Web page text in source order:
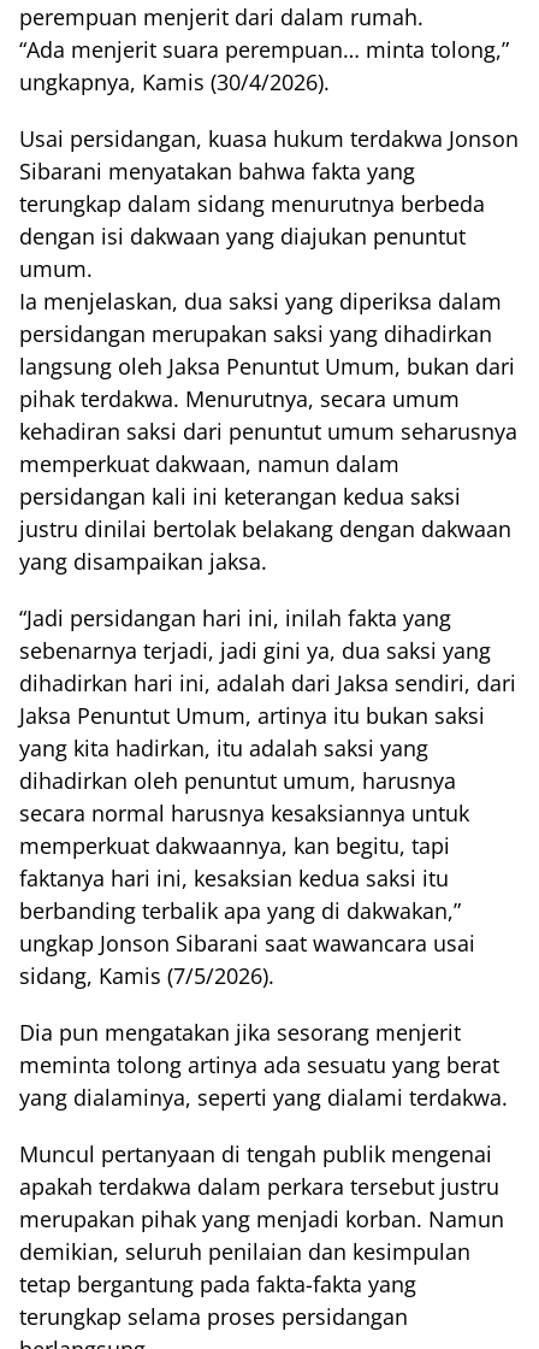
perempuan menjerit dari dalam rumah.
“Ada menjerit suara perempuan… minta tolong,”
ungkapnya, Kamis (30/4/2026).
Usai persidangan, kuasa hukum terdakwa Jonson
Sibarani menyatakan bahwa fakta yang
terungkap dalam sidang menurutnya berbeda
dengan isi dakwaan yang diajukan penuntut
umum.
Ia menjelaskan, dua saksi yang diperiksa dalam
persidangan merupakan saksi yang dihadirkan
langsung oleh Jaksa Penuntut Umum, bukan dari
pihak terdakwa. Menurutnya, secara umum
kehadiran saksi dari penuntut umum seharusnya
memperkuat dakwaan, namun dalam
persidangan kali ini keterangan kedua saksi
justru dinilai bertolak belakang dengan dakwaan
yang disampaikan jaksa.
“Jadi persidangan hari ini, inilah fakta yang
sebenarnya terjadi, jadi gini ya, dua saksi yang
dihadirkan hari ini, adalah dari Jaksa sendiri, dari
Jaksa Penuntut Umum, artinya itu bukan saksi
yang kita hadirkan, itu adalah saksi yang
dihadirkan oleh penuntut umum, harusnya
secara normal harusnya kesaksiannya untuk
memperkuat dakwaannya, kan begitu, tapi
faktanya hari ini, kesaksian kedua saksi itu
berbanding terbalik apa yang di dakwakan,”
ungkap Jonson Sibarani saat wawancara usai
sidang, Kamis (7/5/2026).
Dia pun mengatakan jika sesorang menjerit
meminta tolong artinya ada sesuatu yang berat
yang dialaminya, seperti yang dialami terdakwa.
Muncul pertanyaan di tengah publik mengenai
apakah terdakwa dalam perkara tersebut justru
merupakan pihak yang menjadi korban. Namun
demikian, seluruh penilaian dan kesimpulan
tetap bergantung pada fakta-fakta yang
terungkap selama proses persidangan